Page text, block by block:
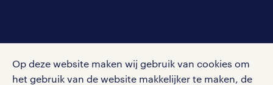
Op deze website maken wij gebruik van cookies om
het gebruik van de website makkelijker te maken, de
Volg ons voor de leukste content omtrent